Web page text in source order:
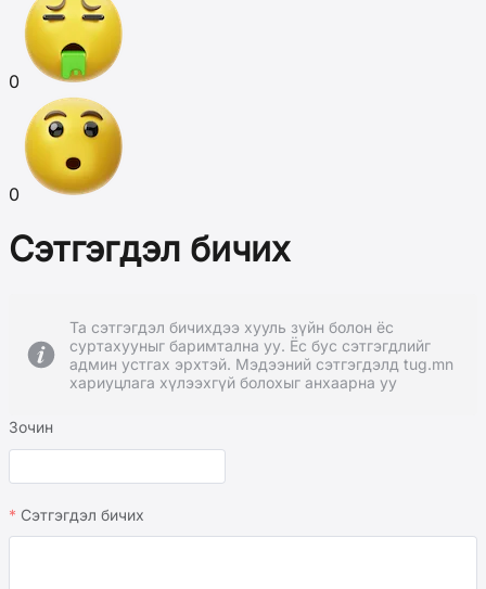
0
0
Сэтгэгдэл бичих
Та сэтгэгдэл бичихдээ хууль зүйн болон ёс
суртахууныг баримтална уу. Ёс бус сэтгэгдлийг
админ устгах эрхтэй. Мэдээний сэтгэгдэлд tug.mn
хариуцлага хүлээхгүй болохыг анхаарна уу
Зочин
Сэтгэгдэл бичих